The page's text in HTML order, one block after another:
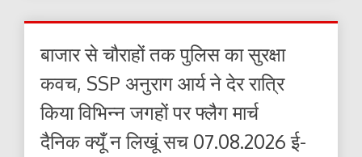
बाजार से चौराहों तक पुलिस का सुरक्षा
कवच, SSP अनुराग आर्य ने देर रात्रि
किया विभिन्न जगहों पर फ्लैग मार्च
दैनिक क्यूँ न लिखूं सच 07.08.2026 ई-